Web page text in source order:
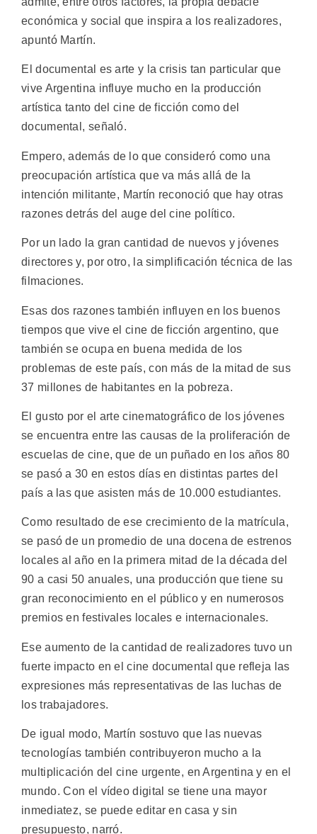
económica y social que inspira a los realizadores,
apuntó Martín.
El documental es arte y la crisis tan particular que
vive Argentina influye mucho en la producción
artística tanto del cine de ficción como del
documental, señaló.
Empero, además de lo que consideró como una
preocupación artística que va más allá de la
intención militante, Martín reconoció que hay otras
razones detrás del auge del cine político.
Por un lado la gran cantidad de nuevos y jóvenes
directores y, por otro, la simplificación técnica de las
filmaciones.
Esas dos razones también influyen en los buenos
tiempos que vive el cine de ficción argentino, que
también se ocupa en buena medida de los
problemas de este país, con más de la mitad de sus
37 millones de habitantes en la pobreza.
El gusto por el arte cinematográfico de los jóvenes
se encuentra entre las causas de la proliferación de
escuelas de cine, que de un puñado en los años 80
se pasó a 30 en estos días en distintas partes del
país a las que asisten más de 10.000 estudiantes.
Como resultado de ese crecimiento de la matrícula,
se pasó de un promedio de una docena de estrenos
locales al año en la primera mitad de la década del
90 a casi 50 anuales, una producción que tiene su
gran reconocimiento en el público y en numerosos
premios en festivales locales e internacionales.
Ese aumento de la cantidad de realizadores tuvo un
fuerte impacto en el cine documental que refleja las
expresiones más representativas de las luchas de
los trabajadores.
De igual modo, Martín sostuvo que las nuevas
tecnologías también contribuyeron mucho a la
multiplicación del cine urgente, en Argentina y en el
mundo. Con el vídeo digital se tiene una mayor
inmediatez, se puede editar en casa y sin
presupuesto, narró.